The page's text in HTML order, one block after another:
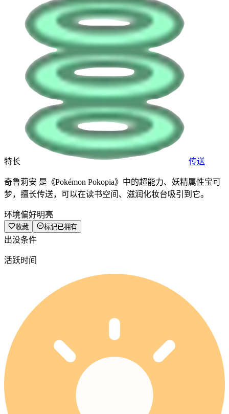
特长 传送
奇鲁莉安 是《Pokémon Pokopia》中的超能力、妖精属性宝可
梦，擅长传送，可以在读书空间、滋润化妆台吸引到它。
环境偏好明亮
收藏 标记已拥有
出没条件
活跃时间